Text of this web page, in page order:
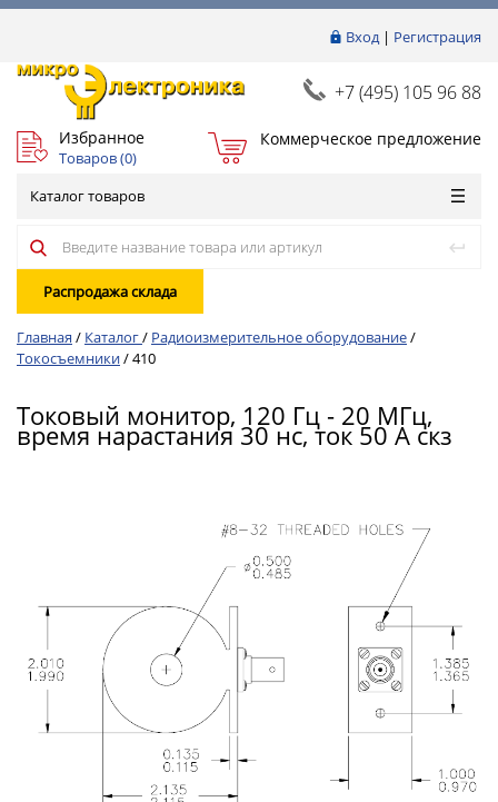
Вход| Регистрация
+7 (495) 105 96 88
Избранное
Товаров (0)
Коммерческое предложение
Каталог товаров
Распродажа склада
Главная / Каталог/ Радиоизмерительное оборудование/
Токосъемники/410
Токовый монитор, 120 Гц - 20 МГц,
время нарастания 30 нс, ток 50 А скз